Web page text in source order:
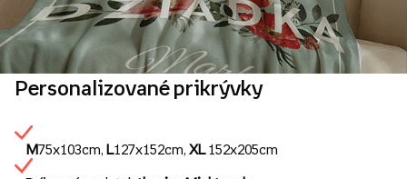
Personalizované prikrývky
M75x103cm, L127x152cm, XL152x205cm